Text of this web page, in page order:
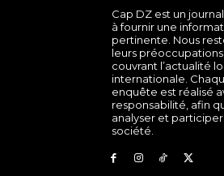
Cap DZ est un
à fournir une
pertinente. Nous
leurs
couvrant l’actualité
internationale.
enquête est réalisé
responsabilité, afin
analyser et
société.